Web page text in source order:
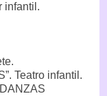
infantil.
Teatro infantil.